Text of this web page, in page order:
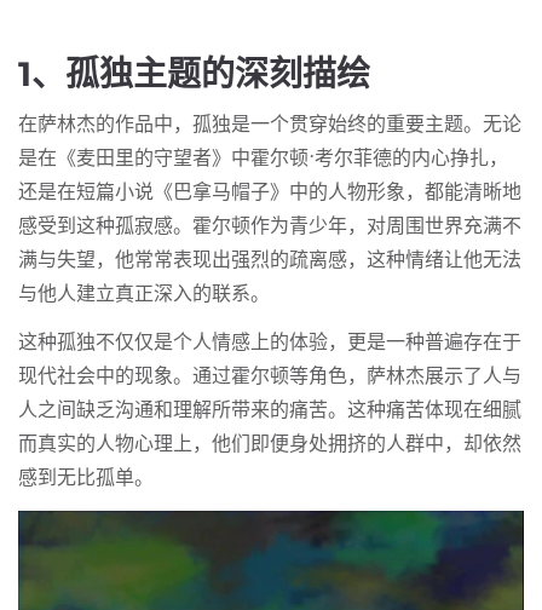
1、孤独主题的深刻描绘
在萨林杰的作品中，孤独是一个贯穿始终的重要主题。无论
是在《麦田里的守望者》中霍尔顿·考尔菲德的内心挣扎，
还是在短篇小说《巴拿马帽子》中的人物形象，都能清晰地
感受到这种孤寂感。霍尔顿作为青少年，对周围世界充满不
满与失望，他常常表现出强烈的疏离感，这种情绪让他无法
与他人建立真正深入的联系。
这种孤独不仅仅是个人情感上的体验，更是一种普遍存在于
现代社会中的现象。通过霍尔顿等角色，萨林杰展示了人与
人之间缺乏沟通和理解所带来的痛苦。这种痛苦体现在细腻
而真实的人物心理上，他们即便身处拥挤的人群中，却依然
感到无比孤单。